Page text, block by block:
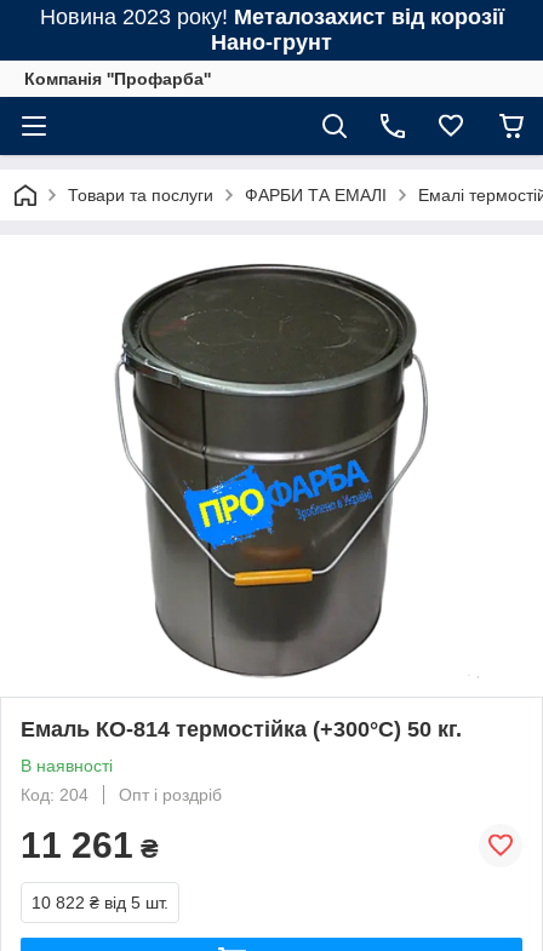
Новина 2023 року! Металозахист від корозії
Нано-грунт
Компанія ''Профарба''
Товари та послуги ФАРБИ ТА ЕМАЛІ Емалі
Емаль КО-814 термостійка (+300°С) 50 кг.
В наявності
Код: 204
Опт і роздріб
11 261 ₴
10 822 ₴ від 5 шт.